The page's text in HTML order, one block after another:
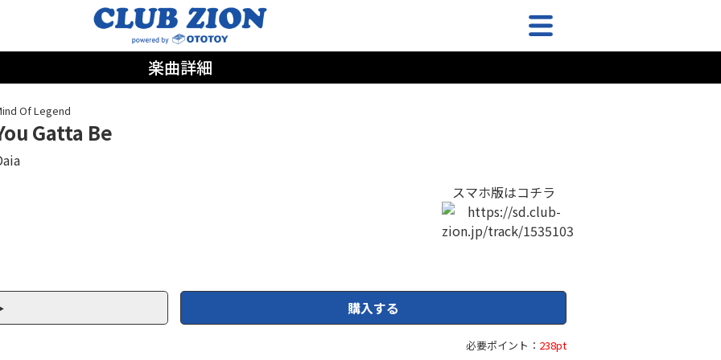
楽曲詳細
Of Legend
Gatta Be
スマホ版はコチラ
購入する
必要ポイント： 238pt